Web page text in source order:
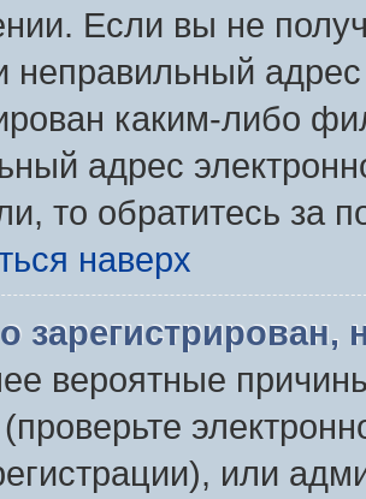
Если вы не
неправильный
каким-либо
адрес
то обратитесь
наверх
зарегистрирован,
вероятные
или